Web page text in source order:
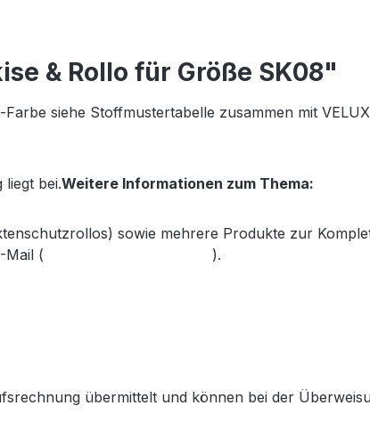
& Rollo für Größe SK08"
siehe Stoffmustertabelle zusammen mit
bei.Weitere Informationen zum Thema:
sowie mehrere Produkte zur
Mail ( ).
übermittelt und können bei der